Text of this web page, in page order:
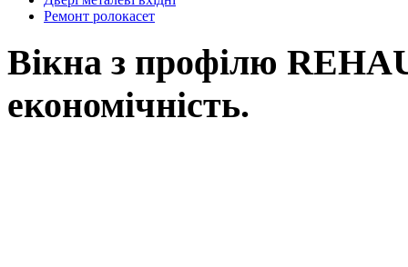
Ремонт ролокасет
Вікна з профілю
економічність.